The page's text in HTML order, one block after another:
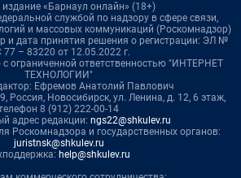
издание «Барнаул онлайн» (18+)
службой по надзору в сфере связи,
и массовых коммуникаций (Роскомнадзор)
и дата принятия решения о регистрации: ЭЛ №
– 83220 от 12.05.2022 г.
ограниченной ответственностью "ИНТЕРНЕТ
ТЕХНОЛОГИИ"
Ефремов Анатолий Павлович
Россия, Новосибирск, ул. Ленина, д. 12, 6 этаж,
8 (912) 222-00-14
адрес редакции: ngs22@shkulev.ru
Роскомнадзора и государственных органов:
juristnsk@shkulev.ru
help@shkulev.ru